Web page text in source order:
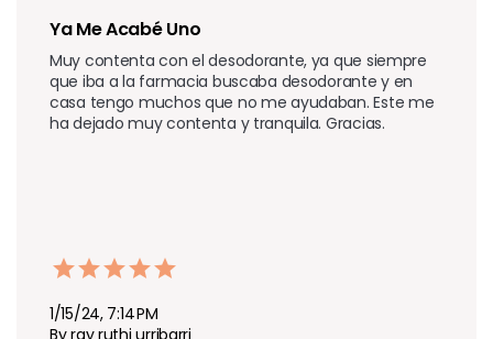
Ya Me Acabé Uno
Muy contenta con el desodorante, ya que siempre
que iba a la farmacia buscaba desodorante y en
casa tengo muchos que no me ayudaban. Este me
ha dejado muy contenta y tranquila. Gracias.
1/15/24, 7:14 PM
By ray ruthi urribarri